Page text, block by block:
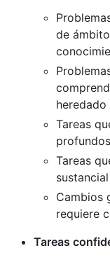
de
heredado
Tareas
Tareas
sustancial
Cambios
requiere
Tareas